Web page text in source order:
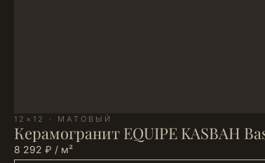
12×12 · МАТОВЫЙ
Керамогранит EQUIPE KASBAH
8 292 ₽ / м²